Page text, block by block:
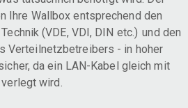
Ihre Wallbox entsprechend den
(VDE, VDI, DIN etc.) und den
Verteilnetzbetreibers - in hoher
da ein LAN-Kabel gleich mit
verlegt wird.